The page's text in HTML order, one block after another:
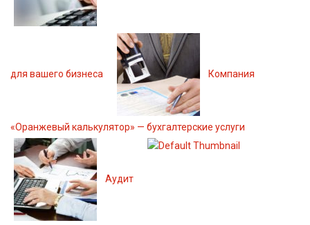
для вашего бизнеса Компания
«Оранжевый калькулятор» — бухгалтерские услуги
Аудит